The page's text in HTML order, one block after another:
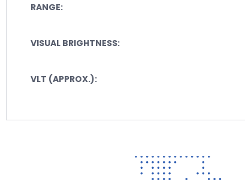
RANGE:
VISUAL BRIGHTNESS:
VLT (APPROX.):